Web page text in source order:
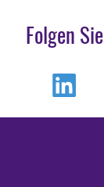
Folgen Sie